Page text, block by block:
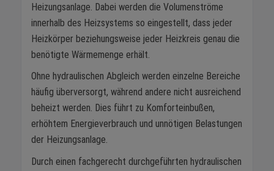
Heizungsanlage. Dabei werden die Volumenströme
innerhalb des Heizsystems so eingestellt, dass jeder
Heizkörper beziehungsweise jeder Heizkreis genau die
benötigte Wärmemenge erhält.
Ohne hydraulischen Abgleich werden einzelne Bereiche
häufig überversorgt, während andere nicht ausreichend
beheizt werden. Dies führt zu Komforteinbußen,
erhöhtem Energieverbrauch und unnötigen Belastungen
der Heizungsanlage.
Durch einen fachgerecht durchgeführten hydraulischen